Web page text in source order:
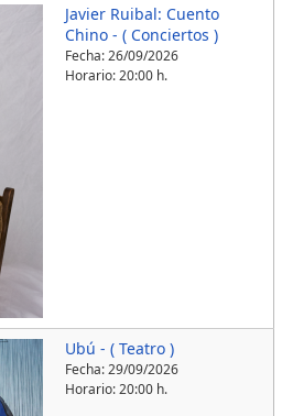
Javier Ruibal: Cuento
Chino - ( Conciertos )
Fecha:26/09/2026
Horario: 20:00 h.
Ubú - ( Teatro )
Fecha:29/09/2026
Horario: 20:00 h.